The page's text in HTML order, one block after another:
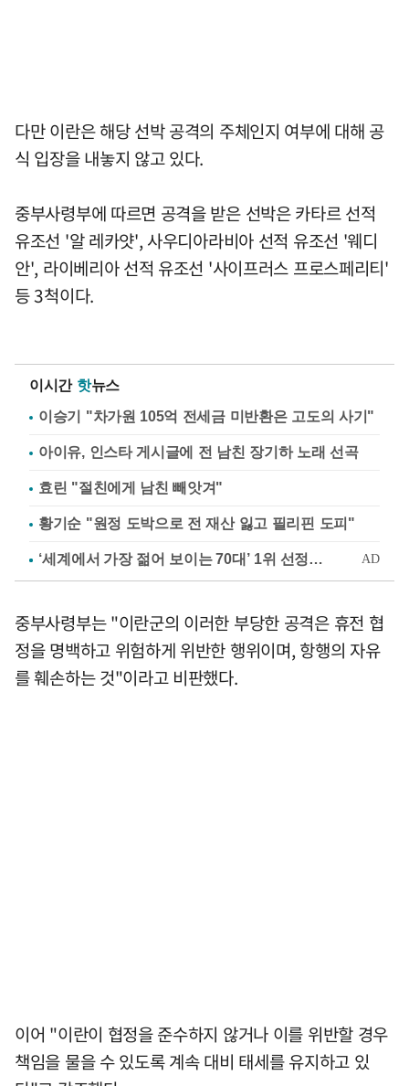
다만 이란은 해당 선박 공격의 주체인지 여부에 대해 공
식 입장을 내놓지 않고 있다.
중부사령부에 따르면 공격을 받은 선박은 카타르 선적
유조선 '알 레카얏', 사우디아라비아 선적 유조선 '웨디
안', 라이베리아 선적 유조선 '사이프러스 프로스페리티'
등 3척이다.
이시간 핫뉴스
이승기 "차가원 105억 전세금 미반환은 고도의 사기"
아이유, 인스타 게시글에 전 남친 장기하 노래 선곡
효린 "절친에게 남친 빼앗겨"
황기순 "원정 도박으로 전 재산 잃고 필리핀 도피"
중부사령부는 "이란군의 이러한 부당한 공격은 휴전 협
정을 명백하고 위험하게 위반한 행위이며, 항행의 자유
를 훼손하는 것"이라고 비판했다.
이어 "이란이 협정을 준수하지 않거나 이를 위반할 경우
책임을 물을 수 있도록 계속 대비 태세를 유지하고 있